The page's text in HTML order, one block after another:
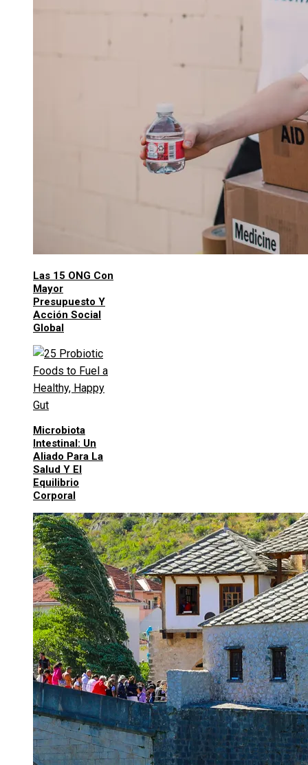
Las 15 ONG Con
Mayor
Presupuesto Y
Acción Social
Global
Microbiota
Intestinal: Un
Aliado Para La
Salud Y El
Equilibrio
Corporal